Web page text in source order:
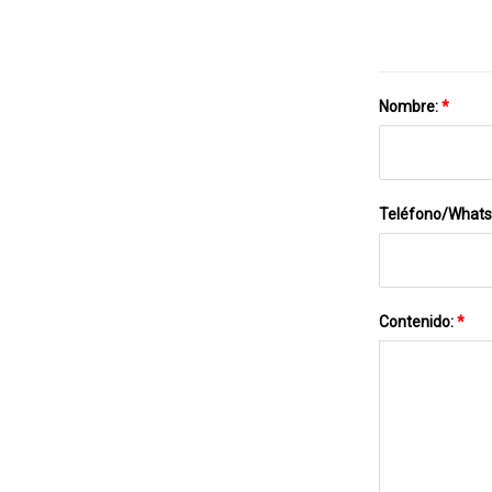
Nombre:*
Teléfono/
Contenido:*